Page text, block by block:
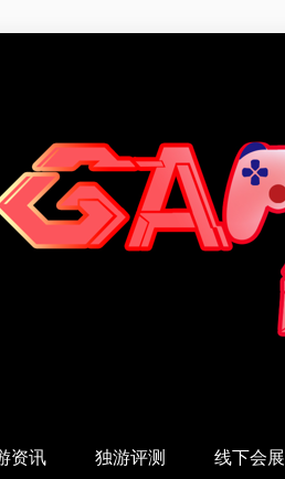
手帐姬
资讯 独游评测 线下会展